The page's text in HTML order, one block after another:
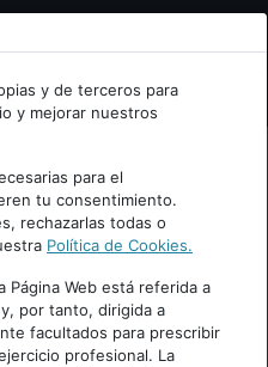
Cancelar
y de terceros para
y mejorar nuestros
para el
tu consentimiento.
rechazarlas todas o
Política de Cookies.
Página Web está referida a
por tanto, dirigida a
facultados para prescribir
profesional. La